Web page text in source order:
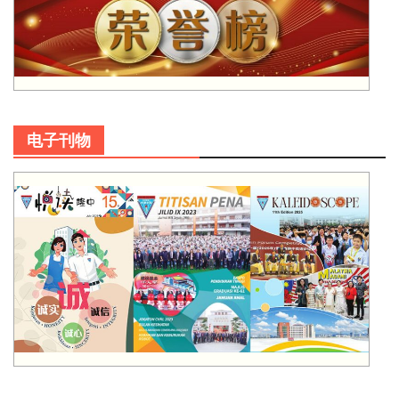
电子刊物